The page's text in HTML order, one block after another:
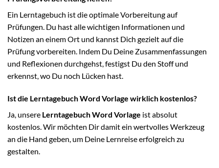
Ein Lerntagebuch ist die optimale Vorbereitung auf
Prüfungen. Du hast alle wichtigen Informationen und
Notizen an einem Ort und kannst Dich gezielt auf die
Prüfung vorbereiten. Indem Du Deine Zusammenfassungen
und Reflexionen durchgehst, festigst Du den Stoff und
erkennst, wo Du noch Lücken hast.
Ist die Lerntagebuch Word Vorlage wirklich kostenlos?
Ja, unsere Lerntagebuch Word Vorlage ist absolut
kostenlos. Wir möchten Dir damit ein wertvolles Werkzeug
an die Hand geben, um Deine Lernreise erfolgreich zu
gestalten.